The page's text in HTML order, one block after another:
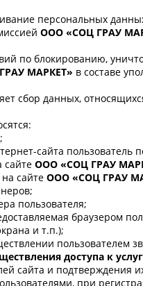
персональных
ООО «СОЦ ГРАУ
по блокированию,
МАРКЕТ» в составе
сбор данных,
сайта пользователь
сайте ООО «СОЦ ГРАУ
сайте ООО «СОЦ ГРАУ
пользователя;
браузером
и т.п.);
пользователем
доступа к
сайта и подтверждения
при